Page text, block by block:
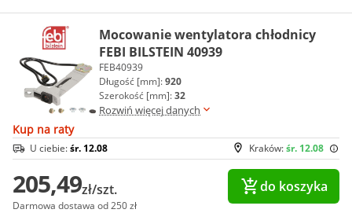
Mocowanie wentylatora chłodnicy
FEBI BILSTEIN 40939
FEB40939
Długość [mm]:920
Szerokość [mm]:32
Rozwiń więcej danych
Kup na raty
Kraków:śr. 12.08
U ciebie:śr. 12.08
205,49zł/szt.
Darmowa dostawa od 250 zł
do koszyka